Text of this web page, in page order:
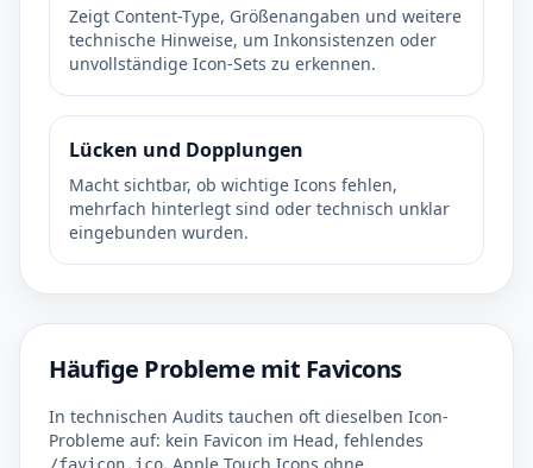
Zeigt Content-Type, Größenangaben und weitere
technische Hinweise, um Inkonsistenzen oder
unvollständige Icon-Sets zu erkennen.
Lücken und Dopplungen
Macht sichtbar, ob wichtige Icons fehlen,
mehrfach hinterlegt sind oder technisch unklar
eingebunden wurden.
Häufige Probleme mit Favicons
In technischen Audits tauchen oft dieselben Icon-
Probleme auf: kein Favicon im Head, fehlendes